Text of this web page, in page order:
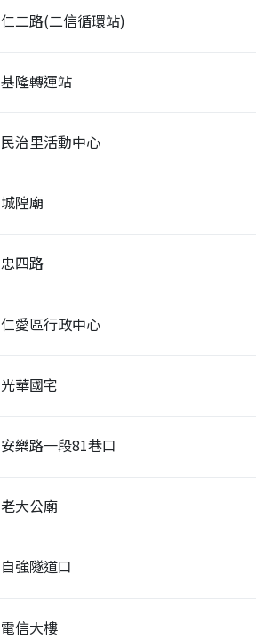
仁二路(二信循環站)
基隆轉運站
民治里活動中心
城隍廟
忠四路
仁愛區行政中心
光華國宅
安樂路一段81巷口
老大公廟
自強隧道口
電信大樓